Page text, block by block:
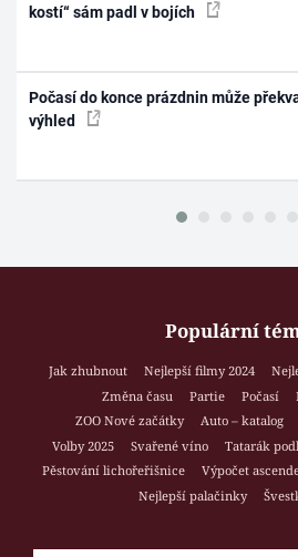
kostí“ sám padl v bojích
Počasí do konce prázdnin může
výhled
Populární
Jak zhubnout Nejlepší filmy 2024
Změna času
Partie Počasí
ZOO Nové začátky
Auto – katalog
Volby 2025
Svařené víno Tatarák
Pěstování lichořeřišnice
Výpočet
Nejlepší palačinky